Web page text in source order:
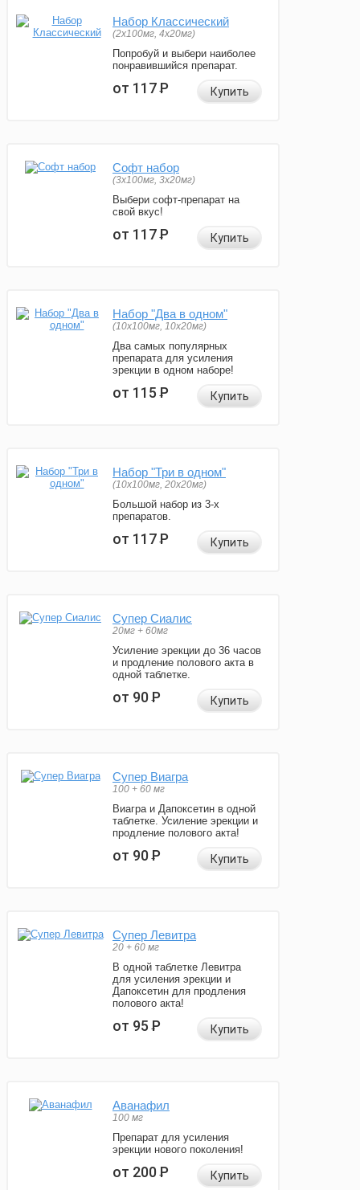
Набор Классический
(2x100мг, 4x20мг)
Попробуй и выбери наиболее
понравившийся препарат.
от 117Р Купить
Софт набор
(3x100мг, 3x20мг)
Выбери софт-препарат на
свой вкус!
от 117Р Купить
Набор "Два в одном"
(10x100мг, 10x20мг)
Два самых популярных
препарата для усиления
эрекции в одном наборе!
от 115Р Купить
Набор "Три в одном"
(10x100мг, 20x20мг)
Большой набор из 3-х
препаратов.
от 117Р Купить
Супер Сиалис
20мг + 60мг
Усиление эрекции до 36 часов
и продление полового акта в
одной таблетке.
от 90Р Купить
Супер Виагра
100 + 60 мг
Виагра и Дапоксетин в одной
таблетке. Усиление эрекции и
продление полового акта!
от 90Р Купить
Супер Левитра
20 + 60 мг
В одной таблетке Левитра
для усиления эрекции и
Дапоксетин для продления
полового акта!
от 95Р Купить
Аванафил
100 мг
Препарат для усиления
эрекции нового поколения!
от 200Р Купить